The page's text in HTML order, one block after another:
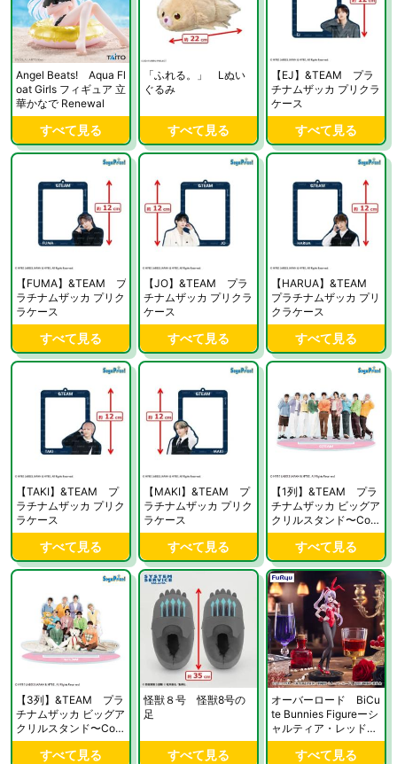
Angel Beats! Aqua Fl
oat Girls フィギュア 立
華かなで Renewal
すべて見る
「ふれる。」 Lぬい
ぐるみ
すべて見る
【EJ】&TEAM プラ
チナムザッカ プリクラ
ケース
すべて見る
【FUMA】&TEAM プ
ラチナムザッカ プリク
ラケース
すべて見る
【JO】&TEAM プラ
チナムザッカ プリクラ
ケース
すべて見る
【HARUA】&TEAM
プラチナムザッカ プリ
クラケース
すべて見る
【TAKI】&TEAM プ
ラチナムザッカ プリク
ラケース
すべて見る
【MAKI】&TEAM プ
ラチナムザッカ プリク
ラケース
すべて見る
【1列】&TEAM プラ
チナムザッカ ビッグア
クリルスタンド〜Colo
rful〜
すべて見る
【3列】&TEAM プラ
チナムザッカ ビッグア
クリルスタンド〜Colo
rful〜
すべて見る
怪獣８号 怪獣8号の
足
すべて見る
オーバーロード BiCu
te Bunnies Figureーシ
ャルティア・レッドve
r.ー
すべて見る